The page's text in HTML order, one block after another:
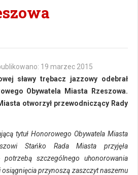
19 marzec 2015
sławy trębacz jazzowy odebrał
Obywatela Miasta Rzeszowa.
otworzył przewodniczący Rady
tytuł Honorowego Obywatela Miasta
Stańko Rada Miasta przyjęła
szczególnego uhonorowania
osiągnięcia przynoszą zaszczyt naszemu